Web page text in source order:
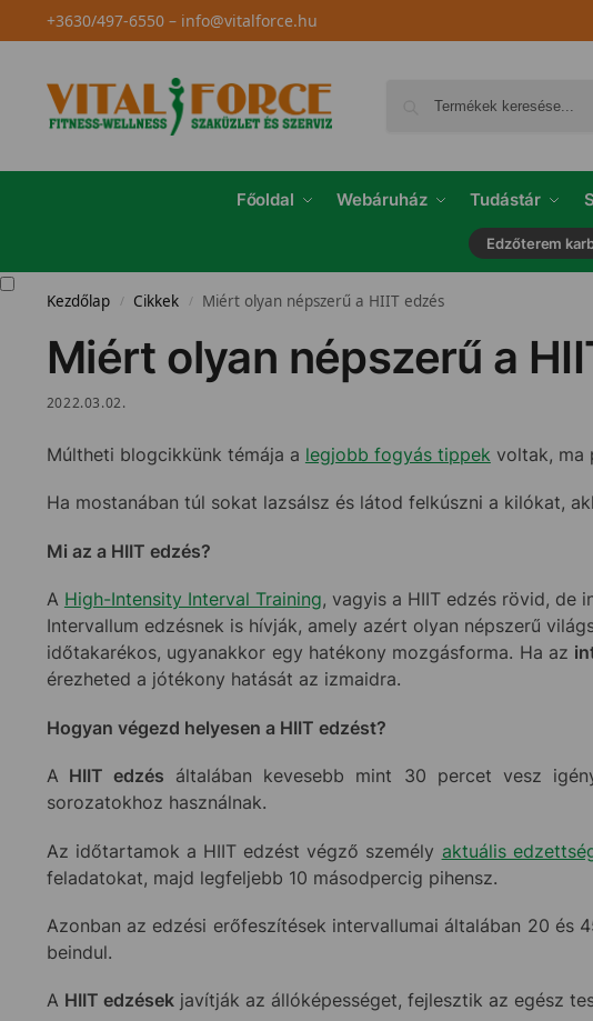
+3630/497-6550– info@vitalforce.hu
Főoldal Webáruház Tudástár
Edzőterem
Kezdőlap / Cikkek / Miért olyan népszerű a HIIT edzés
Miért olyan népszerű a
2022.03.02.
Múltheti blogcikkünk témája a legjobb fogyás tippek voltak, ma
Ha mostanában túl sokat lazsálsz és látod felkúszni a kilókat,
Mi az a HIIT edzés?
A High-Intensity Interval Training, vagyis a HIIT edzés rövid, de
Intervallum edzésnek is hívják, amely azért olyan népszerű
időtakarékos, ugyanakkor egy hatékony mozgásforma. Ha az
érezheted a jótékony hatását az izmaidra.
Hogyan végezd helyesen a HIIT edzést?
AHIIT edzés általában kevesebb mint 30 percet vesz
sorozatokhoz használnak.
Az időtartamok a HIIT edzést végző személy aktuális
feladatokat, majd legfeljebb 10 másodpercig pihensz.
Azonban az edzési erőfeszítések intervallumai általában 20 és
beindul.
A HIIT edzésekjavítják az állóképességet, fejlesztik az egész